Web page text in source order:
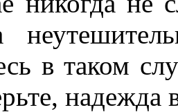
в таком
надежда